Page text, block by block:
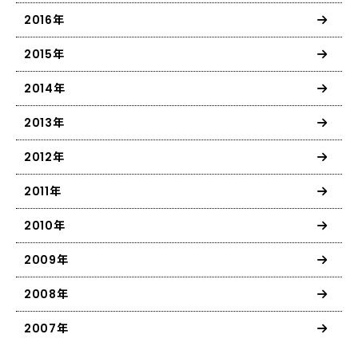
2016年
2015年
2014年
2013年
2012年
2011年
2010年
2009年
2008年
2007年